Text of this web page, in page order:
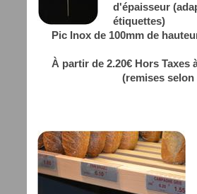
d'épaisseur
étiquettes)
Pic Inox de 100mm de
À partir de 2.20€ Hors Taxes
(remises selon